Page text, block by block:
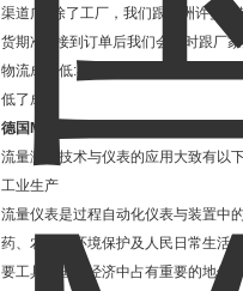
渠道广: 除了工厂，我们跟欧洲许多
货期准: 接到订单后我们会及时跟厂
物流成本低:在贸易中物流成本往往会
低了成本
德国MEISTER流量计
流量测量技术与仪表的应用大致有以
工业生产
流量仪表是过程自动化仪表与装置中
药、农业、环境保护及人民日常生活
要工具在国民经济中占有重要的地位